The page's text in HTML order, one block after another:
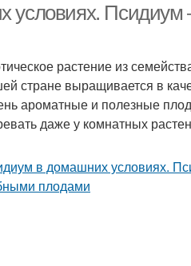
Псидиум
растение из
стране выращивается в
ароматные и полезные
даже у комнатных